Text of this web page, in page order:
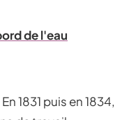
de l'eau
1831 puis en 1834,